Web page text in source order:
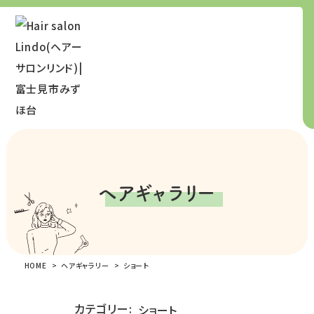
ヘアギャラリー
HOME ヘアギャラリー ショート
カテゴリー: